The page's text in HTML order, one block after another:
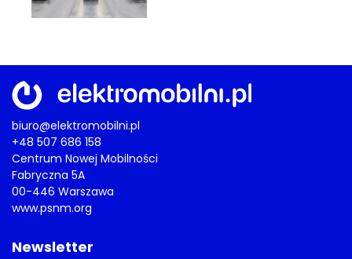
biuro@elektromobilni.pl
+48 507 686 158
Centrum Nowej Mobilności
Fabryczna 5A
00-446 Warszawa
www.psnm.org
Newsletter